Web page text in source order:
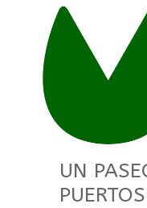
UN